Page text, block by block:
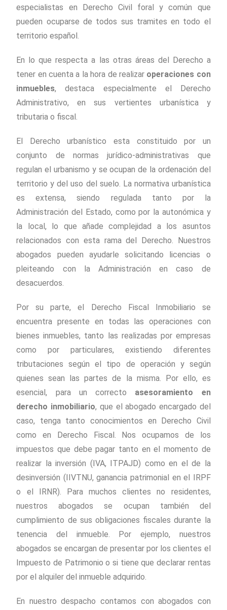
especialistas en Derecho Civil foral y común que
pueden ocuparse de todos sus tramites en todo el
territorio español.
En lo que respecta a las otras áreas del Derecho a
tener en cuenta a la hora de realizar operaciones con
inmuebles, destaca especialmente el Derecho
Administrativo, en sus vertientes urbanística y
tributaria o fiscal.
El Derecho urbanístico esta constituido por un
conjunto de normas jurídico-administrativas que
regulan el urbanismo y se ocupan de la ordenación del
territorio y del uso del suelo. La normativa urbanística
es extensa, siendo regulada tanto por la
Administración del Estado, como por la autonómica y
la local, lo que añade complejidad a los asuntos
relacionados con esta rama del Derecho. Nuestros
abogados pueden ayudarle solicitando licencias o
pleiteando con la Administración en caso de
desacuerdos.
Por su parte, el Derecho Fiscal Inmobiliario se
encuentra presente en todas las operaciones con
bienes inmuebles, tanto las realizadas por empresas
como por particulares, existiendo diferentes
tributaciones según el tipo de operación y según
quienes sean las partes de la misma. Por ello, es
esencial, para un correcto asesoramiento en
derecho inmobiliario, que el abogado encargado del
caso, tenga tanto conocimientos en Derecho Civil
como en Derecho Fiscal. Nos ocupamos de los
impuestos que debe pagar tanto en el momento de
realizar la inversión (IVA, ITPAJD) como en el de la
desinversión (IIVTNU, ganancia patrimonial en el IRPF
o el IRNR). Para muchos clientes no residentes,
nuestros abogados se ocupan también del
cumplimiento de sus obligaciones fiscales durante la
tenencia del inmueble. Por ejemplo, nuestros
abogados se encargan de presentar por los clientes el
Impuesto de Patrimonio o si tiene que declarar rentas
por el alquiler del inmueble adquirido.
En nuestro despacho contamos con abogados con